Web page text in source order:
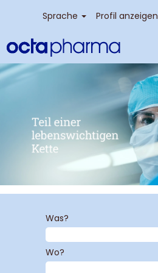
Sprache Profil anzeigen
Was?
Wo?